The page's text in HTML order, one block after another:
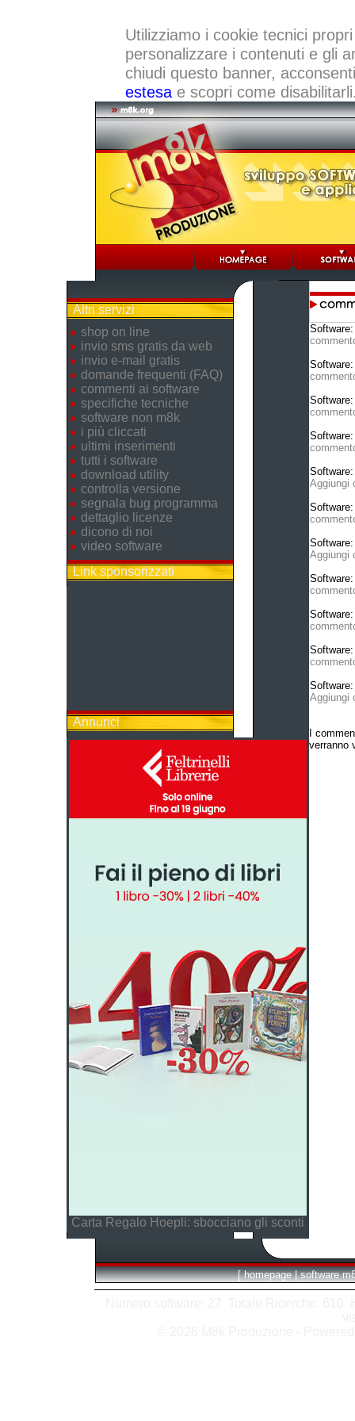
Utilizziamo i cookie tecnici
personalizzare i contenuti e gli
chiudi questo banner,
estesae scopri come
Altri servizi
shop on line
invio sms gratis da web
invio e-mail gratis
domande frequenti (FAQ)
commenti ai software
specifiche tecniche
software non m8k
i più cliccati
ultimi inserimenti
tutti i software
download utility
controlla versione
segnala bug programma
dettaglio licenze
dicono di noi
video software
Link sponsorizzati
Annunci
Carta Regalo Hoepli: sbocciano gli sconti
Aggiungi
Aggiungi
Aggiungi
I
verranno
[ homepage | software